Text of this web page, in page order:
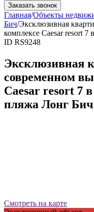
Заказать звонок
Главная/Объекты
Бич/Эксклюзивная
комплексе Caesar resort
ID RS9248
Эксклюзивная
современном
Caesar resort 7
пляжа Лонг Бич
Смотреть на карте